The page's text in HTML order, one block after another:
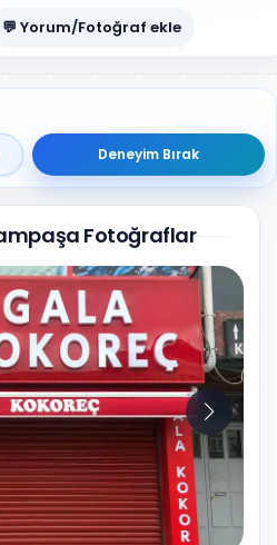
💬 Yorum/Fotoğraf ekle
Deneyim Bırak
Fotoğraflar
Fotoğraf